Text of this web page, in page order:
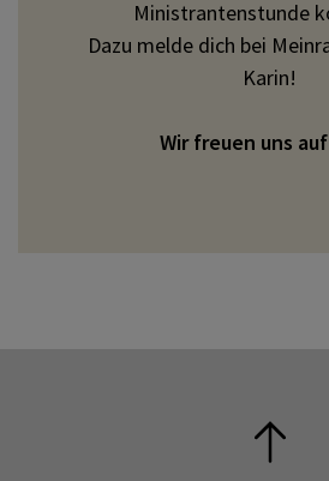
Ministrantenstunde
Dazu melde dich bei
Karin!
Wir freuen uns